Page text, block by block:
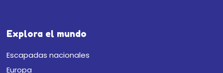
Explora el mundo
Escapadas nacionales
Europa